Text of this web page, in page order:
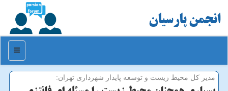
انجمن پارسیان
منو
مدیر كل محیط زیست و توسعه پایدار شهرداری تهران: